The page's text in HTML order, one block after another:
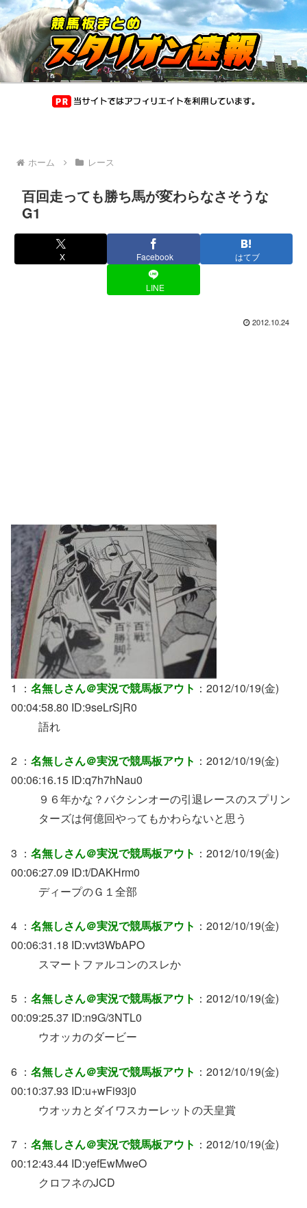
ホーム レース
百回走っても勝ち馬が変わらなさそうな
G1
X Facebook はてブ
LINE
2012.10.24
1 ： 名無しさん＠実況で競馬板アウト ：2012/10/19(金)
00:04:58.80 ID:9seLrSjR0
語れ
2 ： 名無しさん＠実況で競馬板アウト ：2012/10/19(金)
00:06:16.15 ID:q7h7hNau0
９６年かな？バクシンオーの引退レースのスプリン
ターズは何億回やってもかわらないと思う
3 ： 名無しさん＠実況で競馬板アウト ：2012/10/19(金)
00:06:27.09 ID:t/DAKHrm0
ディープのＧ１全部
4 ： 名無しさん＠実況で競馬板アウト ：2012/10/19(金)
00:06:31.18 ID:vvt3WbAPO
スマートファルコンのスレか
5 ： 名無しさん＠実況で競馬板アウト ：2012/10/19(金)
00:09:25.37 ID:n9G/3NTL0
ウオッカのダービー
6 ： 名無しさん＠実況で競馬板アウト ：2012/10/19(金)
00:10:37.93 ID:u+wFi93j0
ウオッカとダイワスカーレットの天皇賞
7 ： 名無しさん＠実況で競馬板アウト ：2012/10/19(金)
00:12:43.44 ID:yefEwMweO
クロフネのJCD